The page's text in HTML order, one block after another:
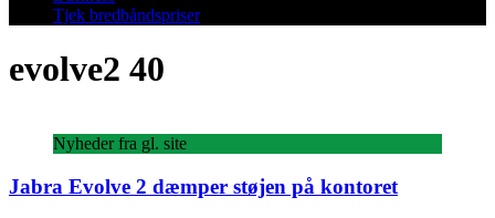
Tjek bredbåndspriser
evolve2 40
Nyheder fra gl. site
Jabra Evolve 2 dæmper støjen på kontoret